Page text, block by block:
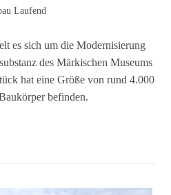
Laufend
es sich um die Modernisierung
des Märkischen Museums
hat eine Größe von rund 4.000
befinden.